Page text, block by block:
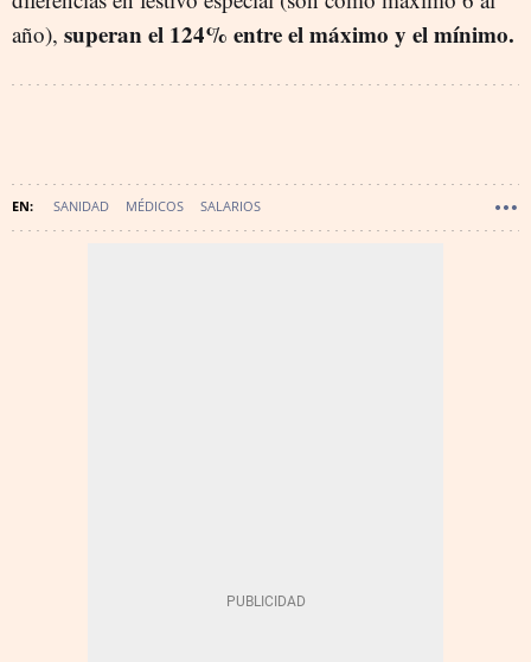
año), superan el 124% entre el máximo y el mínimo.
SANIDAD MÉDICOS SALARIOS